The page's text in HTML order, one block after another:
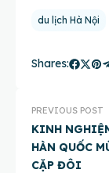
du lịch Hà Nội
Shares:
PREVIOUS POST
KINH
HÀN QUỐC
CẶP ĐÔI